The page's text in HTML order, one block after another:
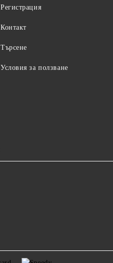
Регистрация
Контакт
Търсене
Условия за ползване